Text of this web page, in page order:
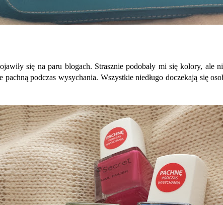
się na paru blogach. Strasznie podobały mi się kolory,
podczas wysychania. Wszystkie niedługo doczekają się